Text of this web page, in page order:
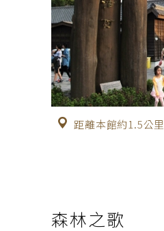
距離本館約1.5公里
森林之歌